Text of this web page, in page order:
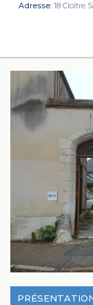
Adresse: 18 Cloître